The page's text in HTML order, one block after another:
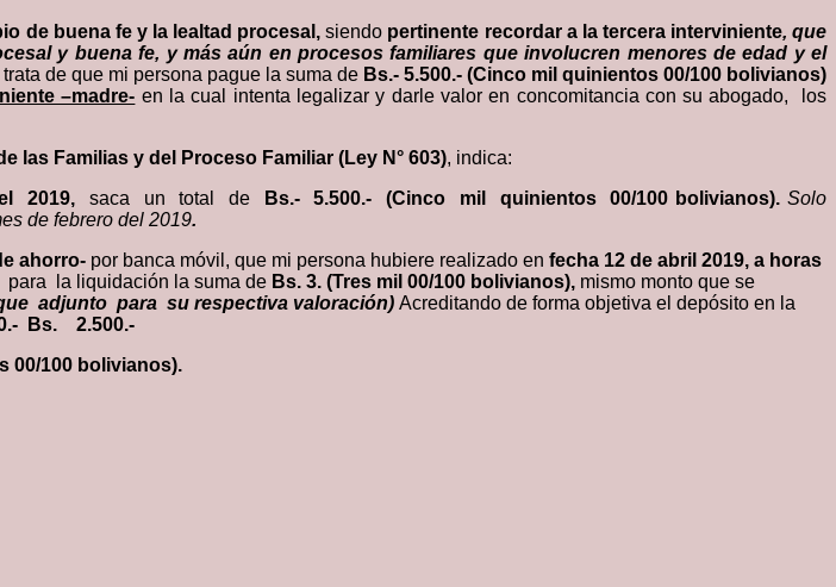
de buena fe y la lealtad procesal,siendo pertinente recordar a la tercera interviniente, que
y buena fe, y más aún en procesos familiares que involucren menores de edad y el
de que mi persona pague la suma de Bs.- 5.500.- (Cinco mil quinientos 00/100 bolivianos)
–madre- en la cual intenta legalizar y darle valor en concomitancia con su abogado, los
las Familias y del Proceso Familiar (Ley N° 603), indica:
2019, saca un total de Bs.- 5.500.- (Cinco mil quinientos 00/100 bolivianos).Solo
de febrero del 2019.
ahorro- por banca móvil, que mi persona hubiere realizado en fecha 12 de abril 2019, a horas
la liquidación la suma de Bs. 3. (Tres mil 00/100 bolivianos), mismo monto que se
adjunto para su respectiva valoración) Acreditando de forma objetiva el depósito en la
Bs. 2.500.-
00/100 bolivianos).